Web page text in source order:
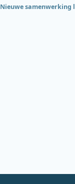
Nieuwe samenwerking